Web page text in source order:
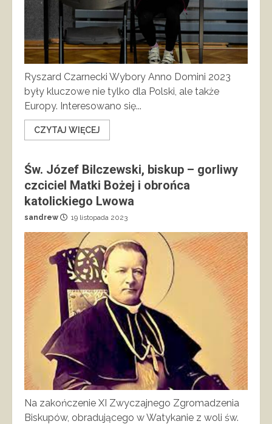
Ryszard Czarnecki Wybory Anno Domini 2023
były kluczowe nie tylko dla Polski, ale także
Europy. Interesowano się...
CZYTAJ WIĘCEJ
Św. Józef Bilczewski, biskup – gorliwy
czciciel Matki Bożej i obrońca
katolickiego Lwowa
sandrew 19 listopada 2023
Na zakończenie XI Zwyczajnego Zgromadzenia
Biskupów, obradującego w Watykanie z woli św.